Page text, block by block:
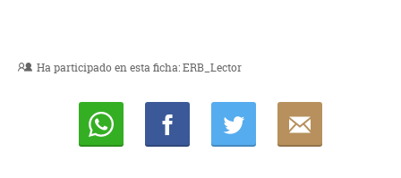
Ha participado en esta ficha:ERB_Lector